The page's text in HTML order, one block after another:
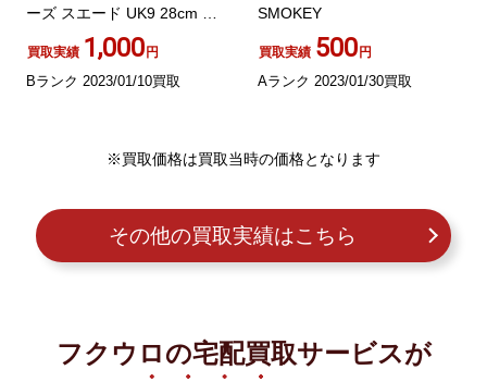
ーズ スエード UK9 28cm 黒
ブラック 紫 パープル
買取実績 1,000円
Bランク 2023/01/10買取
SMOKEY
買取実績 500円
Aランク 2023/01/30買取
※買取価格は買取当時の価格となります
その他の買取実績はこちら
フクウロの宅配買取サービスが